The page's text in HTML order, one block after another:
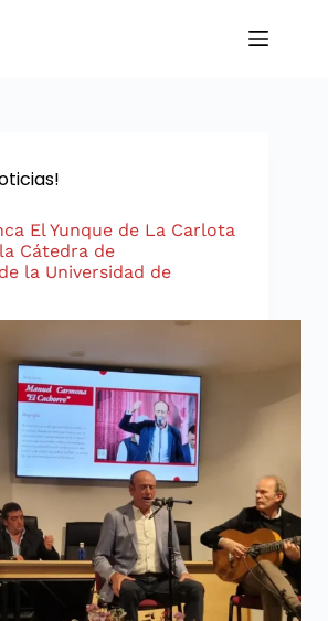
El Yunque de La Carlota
Cátedra de
la Universidad de